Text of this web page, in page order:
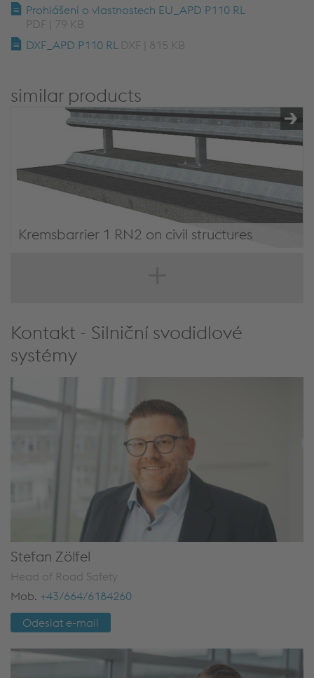
Prohlášení o vlastnostech EU_APD P110 RL
PDF | 79 KB
DXF_APD P110 RL DXF | 815 KB
similar products
Kremsbarrier 1 RN2 on civil structures
Kontakt - Silniční svodidlové
systémy
Stefan Zölfel
Head of Road Safety
Mob. +43/664/6184260
Odeslat e-mail